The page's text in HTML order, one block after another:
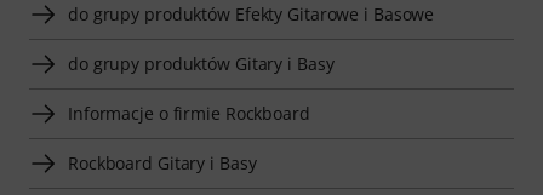
do grupy produktów Efekty Gitarowe i Basowe
do grupy produktów Gitary i Basy
Informacje o firmie Rockboard
Rockboard Gitary i Basy